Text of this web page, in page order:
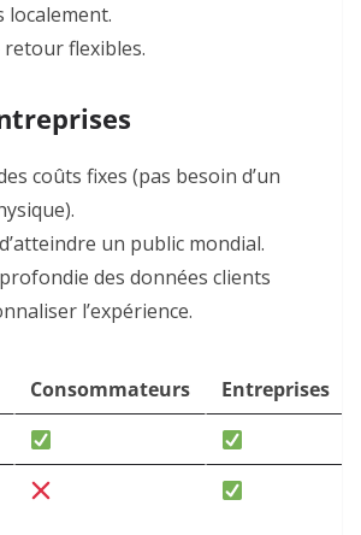
localement.
flexibles.
coûts fixes (pas besoin d’un
un public mondial.
des données clients
l’expérience.
Consommateurs
Entreprises